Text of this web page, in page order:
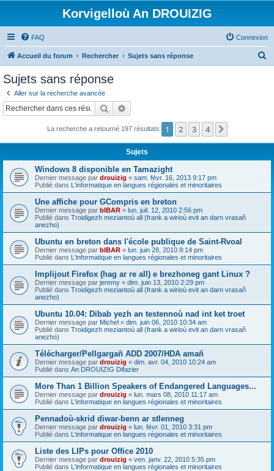
Korvigelloù An DROUIZIG
FAQ Connexion
Accueil du forum Rechercher Sujets sans réponse
c
Sujets sans réponse
Aller sur la recherche avancée
Rechercher
La recherche a retourné 197 résultats 1 2 3 4
Sujets
Windows 8 disponible en Tamazight
Dernier message par drouizig « sam. févr. 16, 2013 9:17 pm
Publié dans L'informatique en langues régionales et minoritaires
Une affiche pour GCompris en breton
Dernier message par bIBAR « lun. juil. 12, 2010 2:56 pm
Publié dans Troidigezh meziantoù all (frank a wirioù evit an darn vrasañ
anezho)
Ubuntu en breton dans l'école publique de Saint-Rvoal
Dernier message par bIBAR « lun. juin 28, 2010 8:14 pm
Publié dans L'informatique en langues régionales et minoritaires
Implijout Firefox (hag ar re all) e brezhoneg gant Linux ?
Dernier message par jeremy « dim. juin 13, 2010 2:29 pm
Publié dans Troidigezh meziantoù all (frank a wirioù evit an darn vrasañ
anezho)
Ubuntu 10.04: Dibab yezh an testennoù nad int ket troet
Dernier message par Michel « dim. juin 06, 2010 10:34 am
Publié dans Troidigezh meziantoù all (frank a wirioù evit an darn vrasañ
anezho)
Télécharger/Pellgargañ ADD 2007/HDA amañ
Dernier message par drouizig « dim. avr. 04, 2010 10:24 am
Publié dans An DROUIZIG Difazier
More Than 1 Billion Speakers of Endangered Languages...
Dernier message par drouizig « lun. mars 08, 2010 11:17 am
Publié dans L'informatique en langues régionales et minoritaires
Pennadoù-skrid diwar-benn ar stlenneg
Dernier message par drouizig « lun. févr. 01, 2010 3:31 pm
Publié dans L'informatique en langues régionales et minoritaires
Liste des LIPs pour Office 2010
Dernier message par drouizig « ven. janv. 22, 2010 5:35 pm
Publié dans L'informatique en langues régionales et minoritaires